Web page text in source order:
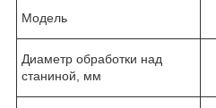
Модель
Диаметр обработки над
станиной, мм